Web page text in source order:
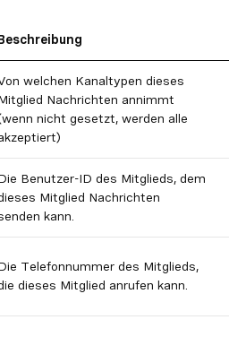
welchen Kanaltypen dieses
Nachrichten annimmt
nicht gesetzt, werden alle
Benutzer-ID des Mitglieds, dem
Mitglied Nachrichten
kann.
Telefonnummer des Mitglieds,
dieses Mitglied anrufen kann.